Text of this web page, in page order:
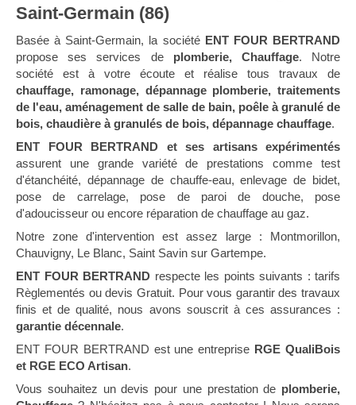
Saint-Germain (86)
Basée à Saint-Germain, la société ENT FOUR BERTRAND
propose ses services de plomberie, Chauffage. Notre
société est à votre écoute et réalise tous travaux de
chauffage, ramonage, dépannage plomberie, traitements
de l'eau, aménagement de salle de bain, poêle à granulé de
bois, chaudière à granulés de bois, dépannage chauffage.
ENT FOUR BERTRAND et ses artisans expérimentés
assurent une grande variété de prestations comme test
d'étanchéité, dépannage de chauffe-eau, enlevage de bidet,
pose de carrelage, pose de paroi de douche, pose
d'adoucisseur ou encore réparation de chauffage au gaz.
Notre zone d'intervention est assez large : Montmorillon,
Chauvigny, Le Blanc, Saint Savin sur Gartempe.
ENT FOUR BERTRAND respecte les points suivants : tarifs
Règlementés ou devis Gratuit. Pour vous garantir des travaux
finis et de qualité, nous avons souscrit à ces assurances :
garantie décennale.
ENT FOUR BERTRAND est une entreprise RGE QualiBois
et RGE ECO Artisan.
Vous souhaitez un devis pour une prestation de plomberie,